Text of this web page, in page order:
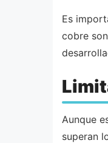
Es
cobre
Aunque
superan